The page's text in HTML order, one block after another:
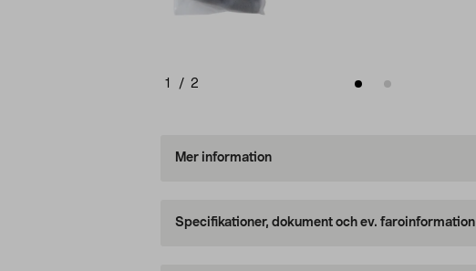
1 / 2
Mer information
Specifikationer, dokument och ev. faroinformation